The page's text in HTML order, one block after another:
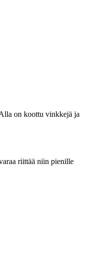
on koottu vinkkejä ja
riittää niin pienille